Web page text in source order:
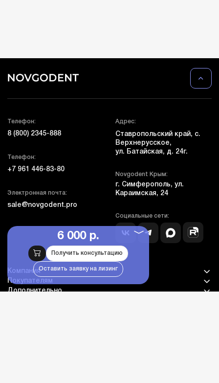
6 000 р.
Получить консультацию
Оставить заявку на лизинг
Телефон:
8 (800) 2345-888
Телефон:
+7 961 446-83-80
Электронная почта:
sale@novgodent.pro
Адрес:
Ставропольский край, с.
Верхнерусское,
ул. Батайская, д. 24г.
Novgodent Крым:
г. Симферополь, ул.
Караимская, 24
Социальные сети:
Компания
Покупателям
Дополнительно